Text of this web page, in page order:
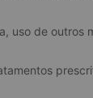
uso de outros